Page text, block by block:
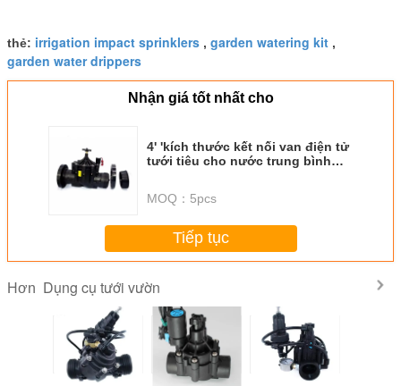
thẻ: irrigation impact sprinklers , garden watering kit ,
garden water drippers
Nhận giá tốt nhất cho
4' 'kích thước kết nối van điện tử
tưới tiêu cho nước trung bình
MOQ： 5pcs
Tiếp tục
Hơn Dụng cụ tưới vườn